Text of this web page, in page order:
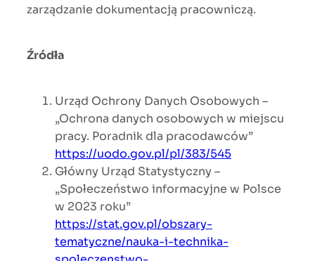
zarządzanie dokumentacją pracowniczą.
Źródła
Urząd Ochrony Danych Osobowych –
„Ochrona danych osobowych w miejscu
pracy. Poradnik dla pracodawców”
https://uodo.gov.pl/pl/383/545
Główny Urząd Statystyczny –
„Społeczeństwo informacyjne w Polsce
w 2023 roku”
https://stat.gov.pl/obszary-
tematyczne/nauka-i-technika-